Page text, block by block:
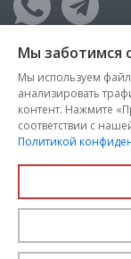
Copyright © 2026,
Администрация
размещаемые
качество.
свои данные в
Мы заботимся
Мы используем
анализировать
контент. Нажмите
соответствии с
Политикой